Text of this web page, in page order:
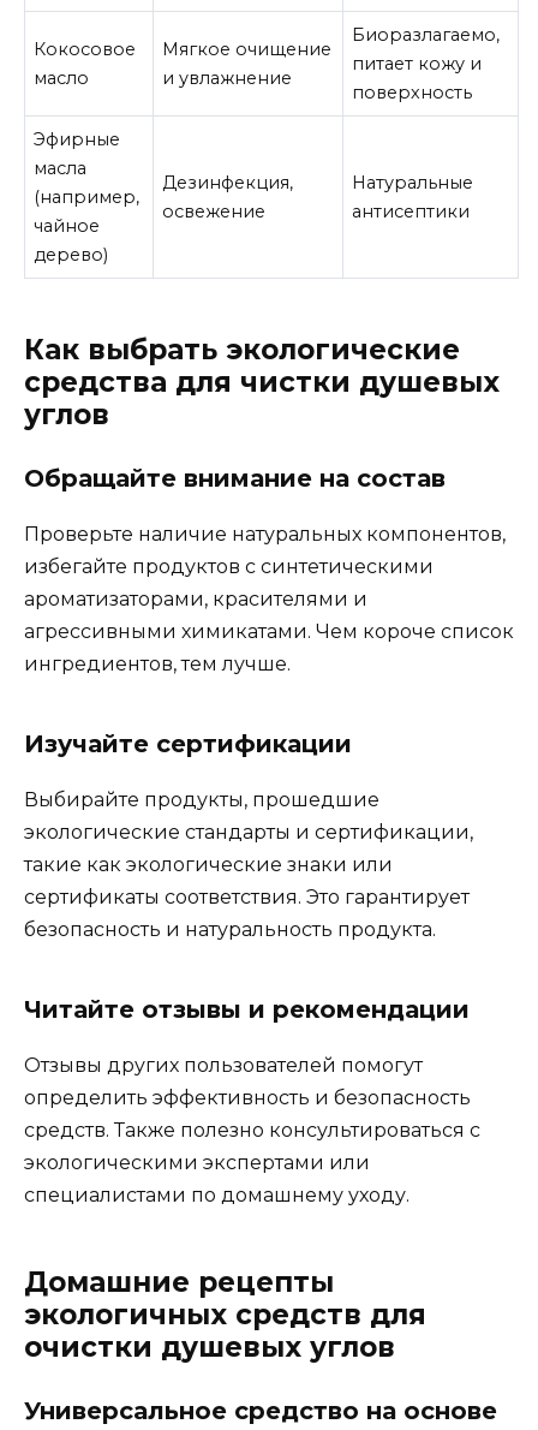
Кокосовое
масло
Мягкое очищение
и увлажнение
Биоразлагаемо,
питает кожу и
поверхность
Эфирные
масла
(например,
чайное
дерево)
Дезинфекция,
освежение
Натуральные
антисептики
Как выбрать экологические
средства для чистки душевых
углов
Обращайте внимание на состав
Проверьте наличие натуральных компонентов,
избегайте продуктов с синтетическими
ароматизаторами, красителями и
агрессивными химикатами. Чем короче список
ингредиентов, тем лучше.
Изучайте сертификации
Выбирайте продукты, прошедшие
экологические стандарты и сертификации,
такие как экологические знаки или
сертификаты соответствия. Это гарантирует
безопасность и натуральность продукта.
Читайте отзывы и рекомендации
Отзывы других пользователей помогут
определить эффективность и безопасность
средств. Также полезно консультироваться с
экологическими экспертами или
специалистами по домашнему уходу.
Домашние рецепты
экологичных средств для
очистки душевых углов
Универсальное средство на основе